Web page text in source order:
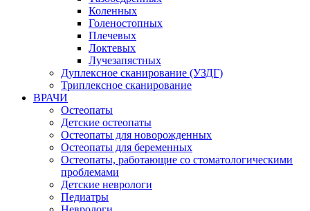
Коленных
Голеностопных
Плечевых
Локтевых
Лучезапястных
Дуплексное сканирование (УЗДГ)
Триплексное сканирование
ВРАЧИ
Остеопаты
Детские остеопаты
Остеопаты для новорожденных
Остеопаты для беременных
Остеопаты, работающие со стоматологическими
проблемами
Детские неврологи
Педиатры